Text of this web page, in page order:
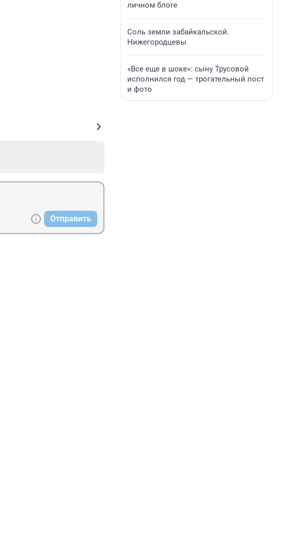
Отправить
личном блоге
Соль земли забайкальской.
Нижегородцевы
«Все еще в шоке»: сыну Трусовой
исполнился год — трогательный пост
и фото